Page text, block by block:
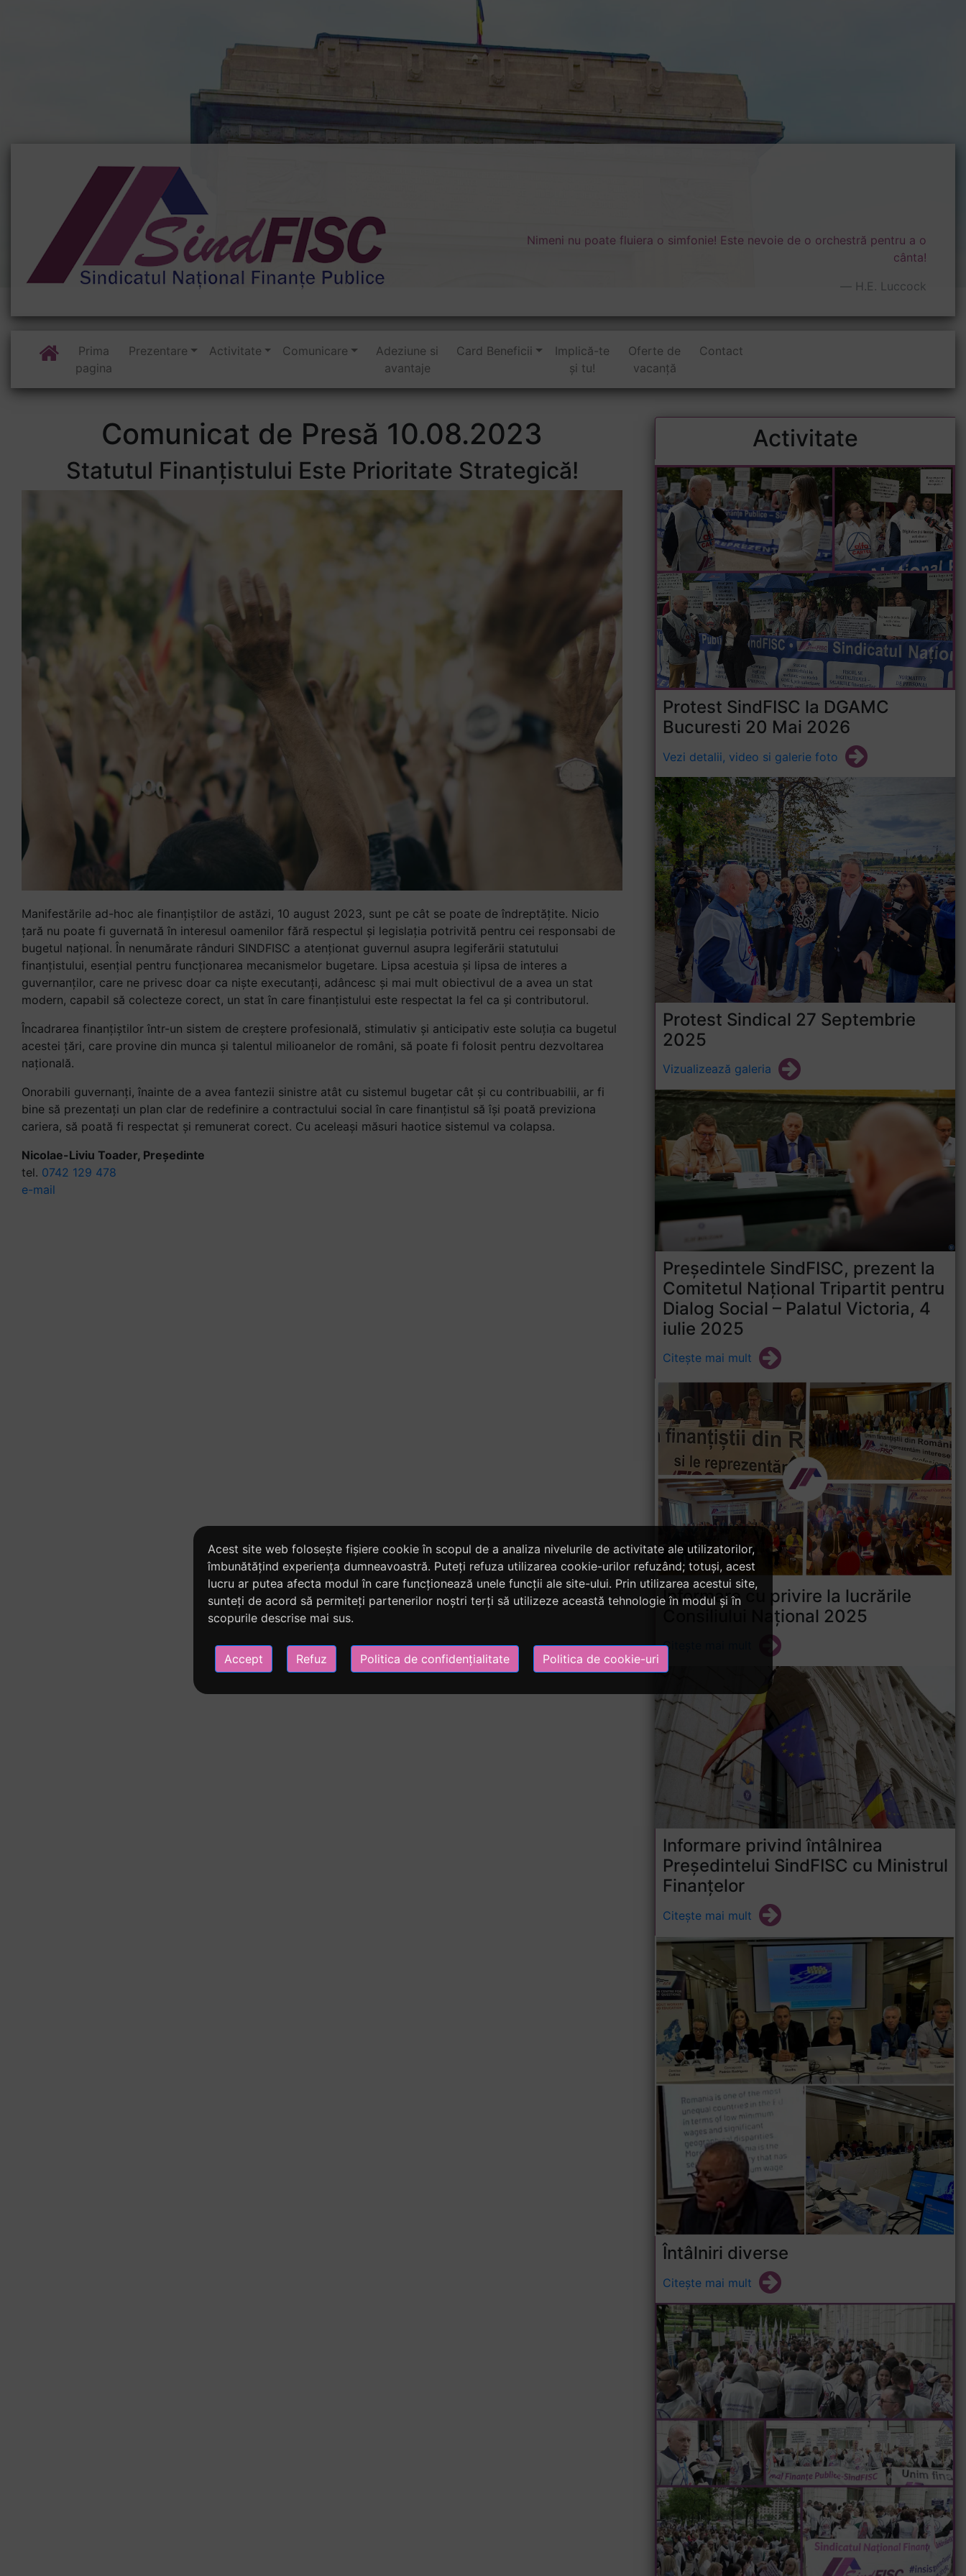
Acest site web folosește fișiere cookie în scopul de a analiza nivelurile de activitate ale utilizatorilor,
îmbunătățind experiența dumneavoastră. Puteți refuza utilizarea cookie-urilor refuzând; totuși, acest
lucru ar putea afecta modul în care funcționează unele funcții ale site-ului. Prin utilizarea acestui site,
sunteți de acord să permiteți partenerilor noștri terți să utilizeze această tehnologie în modul și în
scopurile descrise mai sus.
Accept Refuz Politica de confidențialitate Politica de cookie-uri
Nimeni nu poate fluiera o simfonie! Este nevoie de o orchestră pentru a o
cânta!
H.E. Luccock
Prima
pagina
Prezentare Activitate Comunicare
Adeziune si
avantaje
Card Beneficii
Implică-te
și tu!
Oferte de
vacanță
Contact
Comunicat de Presă 10.08.2023
Statutul Finanțistului Este Prioritate Strategică!
Manifestările ad-hoc ale finanțiștilor de astăzi, 10 august 2023, sunt pe cât se poate de îndreptățite. Nicio
țară nu poate fi guvernată în interesul oamenilor fără respectul și legislația potrivită pentru cei responsabi de
bugetul național. În nenumărate rânduri SINDFISC a atenționat guvernul asupra legiferării statutului
finanțistului, esențial pentru funcționarea mecanismelor bugetare. Lipsa acestuia și lipsa de interes a
guvernanților, care ne privesc doar ca niște executanți, adâncesc și mai mult obiectivul de a avea un stat
modern, capabil să colecteze corect, un stat în care finanțistului este respectat la fel ca și contributorul.
Încadrarea finanțiștilor într-un sistem de creștere profesională, stimulativ și anticipativ este soluția ca bugetul
acestei țări, care provine din munca și talentul milioanelor de români, să poate fi folosit pentru dezvoltarea
națională.
Onorabili guvernanți, înainte de a avea fantezii sinistre atât cu sistemul bugetar cât și cu contribuabilii, ar fi
bine să prezentați un plan clar de redefinire a contractului social în care finanțistul să își poată previziona
cariera, să poată fi respectat și remunerat corect. Cu aceleași măsuri haotice sistemul va colapsa.
Nicolae-Liviu Toader, Președinte
tel. 0742 129 478
e-mail
Activitate
Protest SindFISC la DGAMC
Bucuresti 20 Mai 2026
Vezi detalii, video si galerie foto
Protest Sindical 27 Septembrie
2025
Vizualizează galeria
Președintele SindFISC, prezent la
Comitetul Național Tripartit pentru
Dialog Social – Palatul Victoria, 4
iulie 2025
Citește mai mult
Informare cu privire la lucrările
Consiliului Național 2025
Citește mai mult
Informare privind întâlnirea
Președintelui SindFISC cu Ministrul
Finanțelor
Citește mai mult
Întâlniri diverse
Citește mai mult